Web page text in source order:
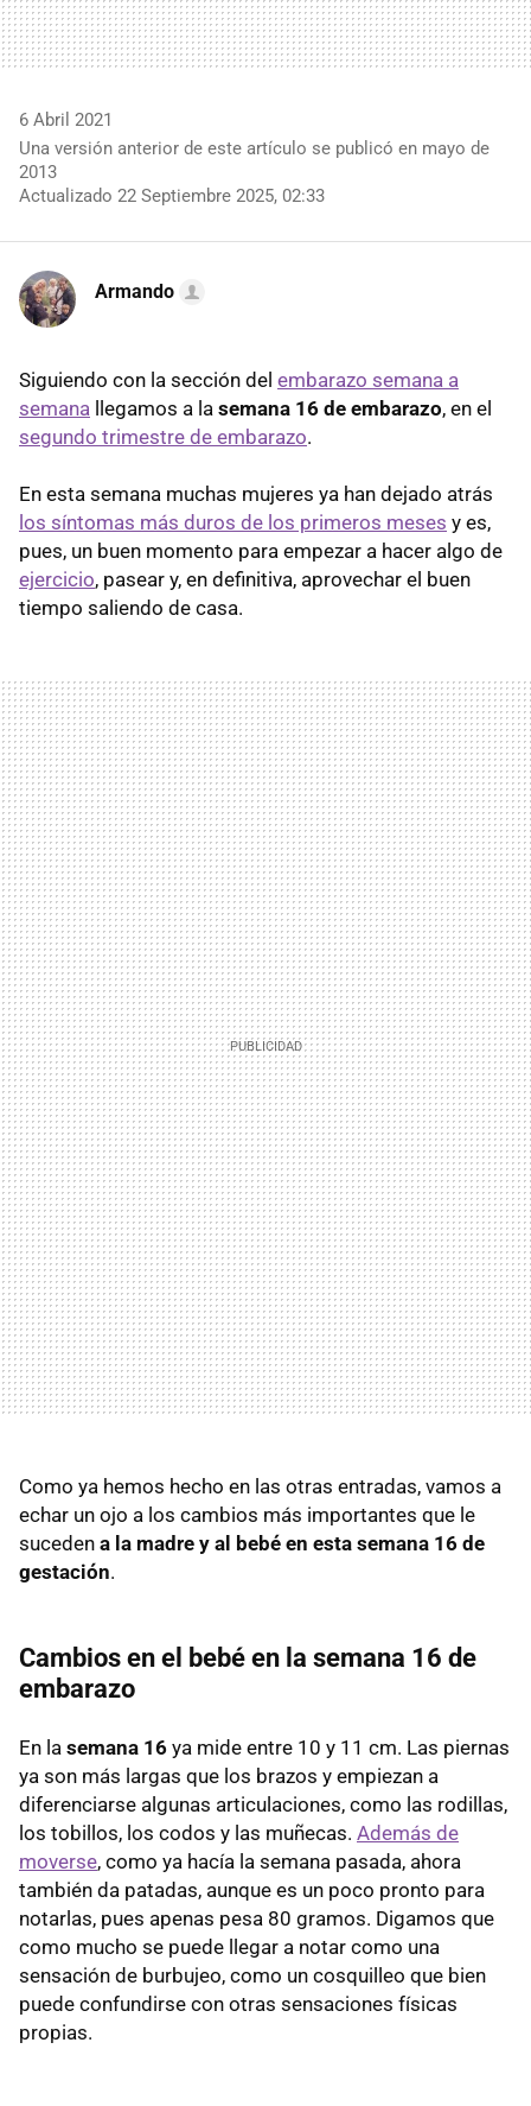
6 Abril 2021
Una versión anterior de este artículo se publicó en mayo de
2013
Actualizado 22 Septiembre 2025, 02:33
Armando
Siguiendo con la sección del embarazo semana a
semana llegamos a la semana 16 de embarazo, en el
segundo trimestre de embarazo.
En esta semana muchas mujeres ya han dejado atrás
los síntomas más duros de los primeros meses y es,
pues, un buen momento para empezar a hacer algo de
ejercicio, pasear y, en definitiva, aprovechar el buen
tiempo saliendo de casa.
Como ya hemos hecho en las otras entradas, vamos a
echar un ojo a los cambios más importantes que le
suceden a la madre y al bebé en esta semana 16 de
gestación.
Cambios en el bebé en la semana 16 de
embarazo
En la semana 16 ya mide entre 10 y 11 cm. Las piernas
ya son más largas que los brazos y empiezan a
diferenciarse algunas articulaciones, como las rodillas,
los tobillos, los codos y las muñecas. Además de
moverse, como ya hacía la semana pasada, ahora
también da patadas, aunque es un poco pronto para
notarlas, pues apenas pesa 80 gramos. Digamos que
como mucho se puede llegar a notar como una
sensación de burbujeo, como un cosquilleo que bien
puede confundirse con otras sensaciones físicas
propias.